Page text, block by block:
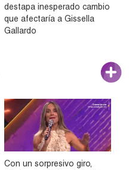
destapa inesperado cambio
que afectaría a Gissella
Gallardo
Con un sorpresivo giro,